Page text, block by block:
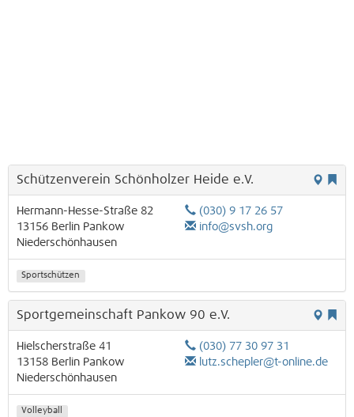
Schützenverein Schönholzer Heide e.V.
Hermann-Hesse-Straße 82
13156 Berlin Pankow
Niederschönhausen
(030) 9 17 26 57
info@svsh.org
Sportschützen
Sportgemeinschaft Pankow 90 e.V.
Hielscherstraße 41
13158 Berlin Pankow
Niederschönhausen
(030) 77 30 97 31
lutz.schepler@t-online.de
Volleyball